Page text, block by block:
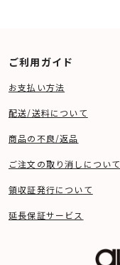
ご利用ガイド
お支払い方法
配送/送料について
商品の不良/返品
ご注文の取り消しについて
領収証発行について
延長保証サービス